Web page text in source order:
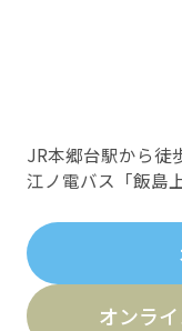
JR本郷台駅から徒
江ノ電バス「飯島
オンラ